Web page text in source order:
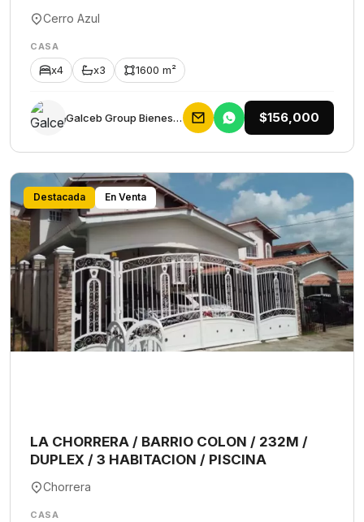
Cerro Azul
CASA
x4 x3 1600 m²
Galceb Group Bienes Raices $156,000
Destacada En Venta
LA CHORRERA / BARRIO COLON / 232M /
DUPLEX / 3 HABITACION / PISCINA
Chorrera
CASA